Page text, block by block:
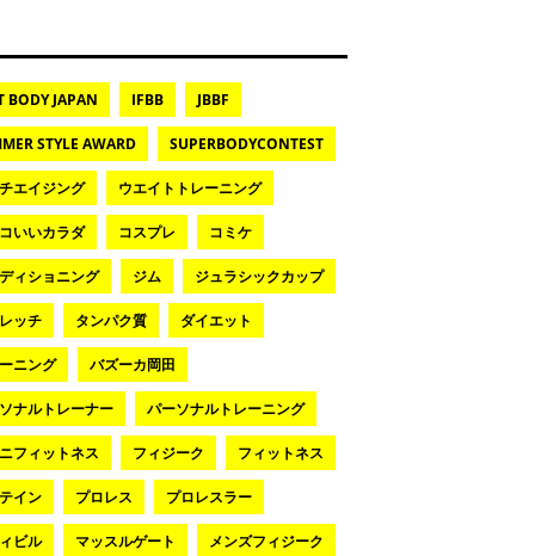
BODY JAPAN IFBB JBBF
STYLE AWARD SUPERBODYCONTEST
エイジング ウエイトトレーニング
いいカラダ コスプレ コミケ
ィショニング ジム ジュラシックカップ
ッチ タンパク質 ダイエット
ニング バズーカ岡田
ナルトレーナー パーソナルトレーニング
フィットネス フィジーク フィットネス
イン プロレス プロレスラー
ビル マッスルゲート メンズフィジーク